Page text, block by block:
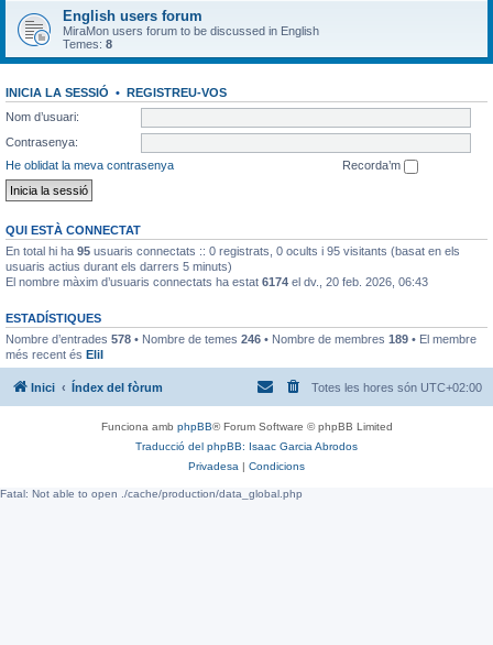
English users forum
MiraMon users forum to be discussed in English
Temes: 8
INICIA LA SESSIÓ • REGISTREU-VOS
Nom d’usuari:
Contrasenya:
He oblidat la meva contrasenya
Recorda’m
QUI ESTÀ CONNECTAT
En total hi ha 95 usuaris connectats :: 0 registrats, 0 ocults i 95 visitants (basat en els
usuaris actius durant els darrers 5 minuts)
El nombre màxim d’usuaris connectats ha estat 6174 el dv., 20 feb. 2026, 06:43
ESTADÍSTIQUES
Nombre d’entrades 578 • Nombre de temes 246 • Nombre de membres 189 • El membre
més recent és EliI
Inici Índex del fòrum Totes les hores són UTC+02:00
Funciona amb phpBB® Forum Software © phpBB Limited
Traducció del phpBB: Isaac Garcia Abrodos
Privadesa | Condicions
Fatal: Not able to open ./cache/production/data_global.php